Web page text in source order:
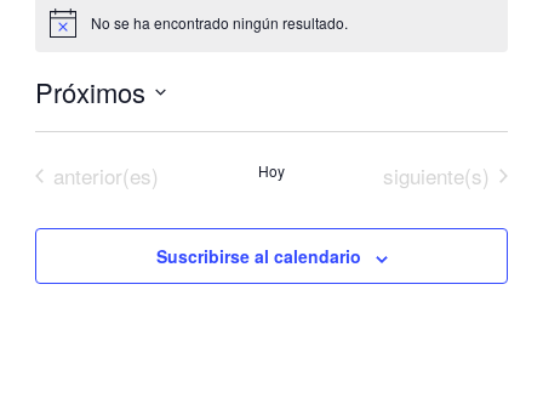
Aviso No se ha encontrado ningún resultado.
Próximos
Selecciona
la Eventos
anterior(es) Hoy Eventos
siguiente(s)
Suscribirse al calendario